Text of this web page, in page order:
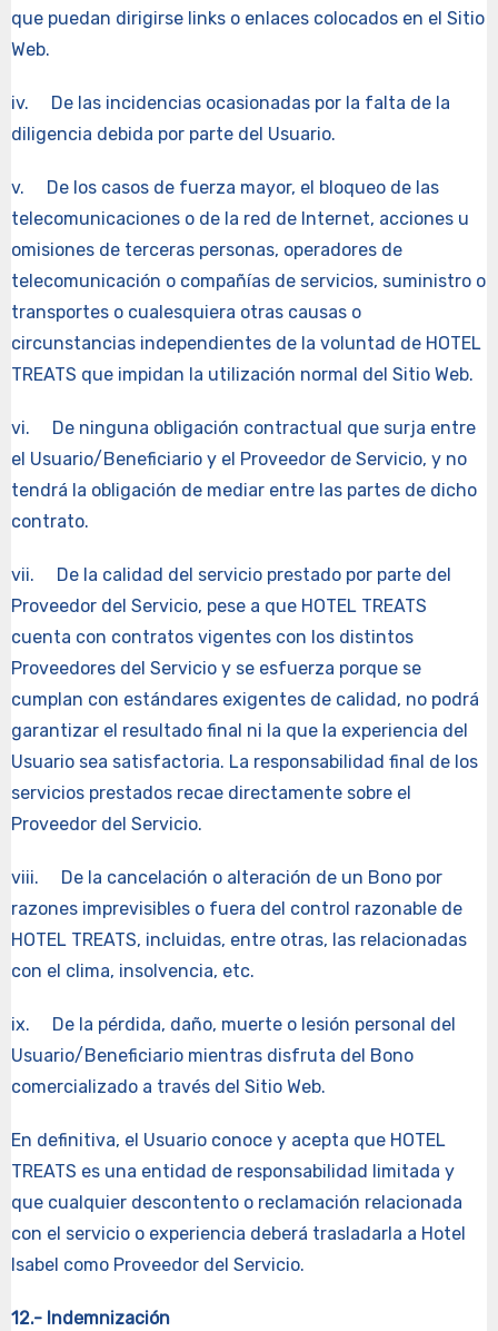
que puedan dirigirse links o enlaces colocados en el Sitio
Web.
iv. De las incidencias ocasionadas por la falta de la
diligencia debida por parte del Usuario.
v. De los casos de fuerza mayor, el bloqueo de las
telecomunicaciones o de la red de Internet, acciones u
omisiones de terceras personas, operadores de
telecomunicación o compañías de servicios, suministro o
transportes o cualesquiera otras causas o
circunstancias independientes de la voluntad de HOTEL
TREATS que impidan la utilización normal del Sitio Web.
vi. De ninguna obligación contractual que surja entre
el Usuario/Beneficiario y el Proveedor de Servicio, y no
tendrá la obligación de mediar entre las partes de dicho
contrato.
vii. De la calidad del servicio prestado por parte del
Proveedor del Servicio, pese a que HOTEL TREATS
cuenta con contratos vigentes con los distintos
Proveedores del Servicio y se esfuerza porque se
cumplan con estándares exigentes de calidad, no podrá
garantizar el resultado final ni la que la experiencia del
Usuario sea satisfactoria. La responsabilidad final de los
servicios prestados recae directamente sobre el
Proveedor del Servicio.
viii. De la cancelación o alteración de un Bono por
razones imprevisibles o fuera del control razonable de
HOTEL TREATS, incluidas, entre otras, las relacionadas
con el clima, insolvencia, etc.
ix. De la pérdida, daño, muerte o lesión personal del
Usuario/Beneficiario mientras disfruta del Bono
comercializado a través del Sitio Web.
En definitiva, el Usuario conoce y acepta que HOTEL
TREATS es una entidad de responsabilidad limitada y
que cualquier descontento o reclamación relacionada
con el servicio o experiencia deberá trasladarla a Hotel
Isabel como Proveedor del Servicio.
12.- Indemnización